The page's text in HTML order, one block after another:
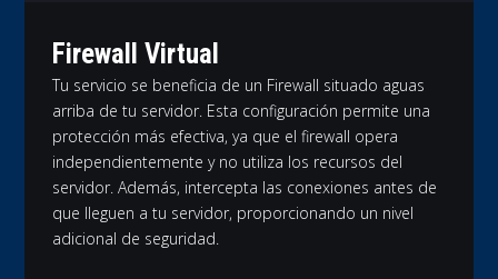
Firewall Virtual
Tu servicio se beneficia de un Firewall situado aguas
arriba de tu servidor. Esta configuración permite una
protección más efectiva, ya que el firewall opera
independientemente y no utiliza los recursos del
servidor. Además, intercepta las conexiones antes de
que lleguen a tu servidor, proporcionando un nivel
adicional de seguridad.